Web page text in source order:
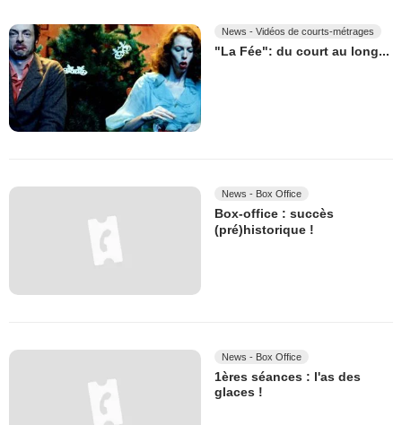
News - Vidéos de courts-métrages
"La Fée": du court au long...
News - Box Office
Box-office : succès
(pré)historique !
News - Box Office
1ères séances : l'as des
glaces !